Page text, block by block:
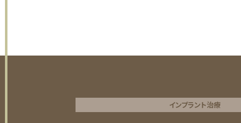
インプラント治療